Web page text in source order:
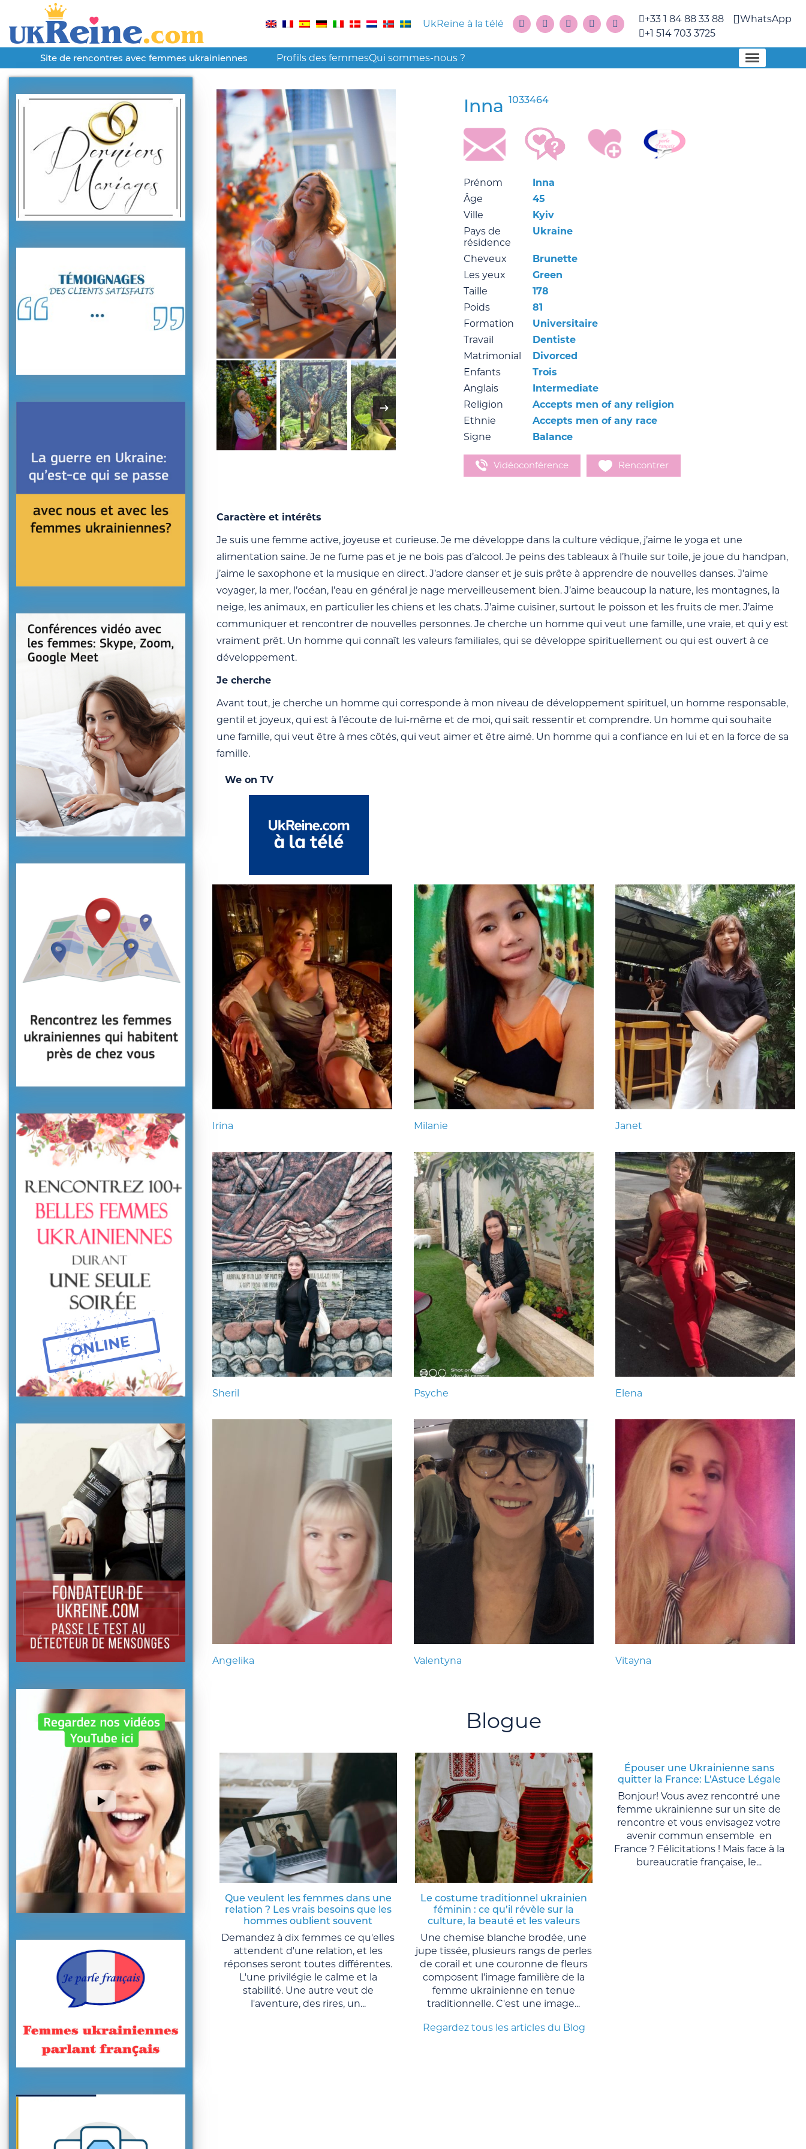
UkReine à la télé
+33 1 84 88 33 88
+1 514 703 3725
WhatsApp
Site de rencontres avec femmes ukrainiennes Profils des femmesQui sommes-nous ?
Inna 1033464
Prénom
Inna
Âge
45
Ville
Kyiv
Pays de
résidence
Ukraine
Cheveux
Brunette
Les yeux
Green
Taille
178
Poids
81
Formation
Universitaire
Travail
Dentiste
Matrimonial
Divorced
Enfants
Trois
Anglais
Intermediate
Religion
Accepts men of any religion
Ethnie
Accepts men of any race
Signe
Balance
Vidéoconférence Rencontrer
Caractère et intérêts
Je suis une femme active, joyeuse et curieuse. Je me développe dans la culture védique, j’aime le yoga et une
alimentation saine. Je ne fume pas et je ne bois pas d’alcool. Je peins des tableaux à l’huile sur toile, je joue du handpan,
j’aime le saxophone et la musique en direct. J’adore danser et je suis prête à apprendre de nouvelles danses. J’aime
voyager, la mer, l’océan, l’eau en général je nage merveilleusement bien. J’aime beaucoup la nature, les montagnes, la
neige, les animaux, en particulier les chiens et les chats. J’aime cuisiner, surtout le poisson et les fruits de mer. J’aime
communiquer et rencontrer de nouvelles personnes. Je cherche un homme qui veut une famille, une vraie, et qui y est
vraiment prêt. Un homme qui connaît les valeurs familiales, qui se développe spirituellement ou qui est ouvert à ce
développement.
Je cherche
Avant tout, je cherche un homme qui corresponde à mon niveau de développement spirituel, un homme responsable,
gentil et joyeux, qui est à l’écoute de lui-même et de moi, qui sait ressentir et comprendre. Un homme qui souhaite
une famille, qui veut être à mes côtés, qui veut aimer et être aimé. Un homme qui a confiance en lui et en la force de sa
famille.
We on TV
Irina Milanie Janet
Sheril Psyche Elena
Angelika Valentyna Vitayna
Blogue
Que veulent les femmes dans une
relation ? Les vrais besoins que les
hommes oublient souvent
Demandez à dix femmes ce qu'elles
attendent d'une relation, et les
réponses seront toutes différentes.
L'une privilégie le calme et la
stabilité. Une autre veut de
l'aventure, des rires, un...
Le costume traditionnel ukrainien
féminin : ce qu’il révèle sur la
culture, la beauté et les valeurs
Une chemise blanche brodée, une
jupe tissée, plusieurs rangs de perles
de corail et une couronne de fleurs
composent l'image familière de la
femme ukrainienne en tenue
traditionnelle. C'est une image...
Épouser une Ukrainienne sans
quitter la France: L’Astuce Légale
Bonjour! Vous avez rencontré une
femme ukrainienne sur un site de
rencontre et vous envisagez votre
avenir commun ensemble en
France ? Félicitations ! Mais face à la
bureaucratie française, le...
Regardez tous les articles du Blog